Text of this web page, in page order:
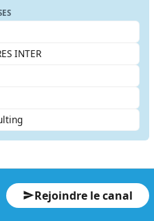
INTER
Rejoindre le canal